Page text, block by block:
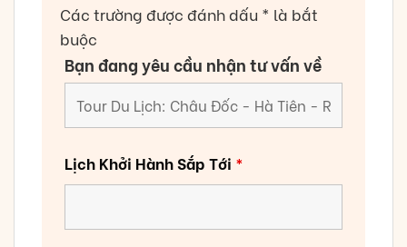
Các trường được đánh dấu * là bắt
buộc
Bạn đang yêu cầu nhận tư vấn về
Lịch Khởi Hành Sắp Tới *